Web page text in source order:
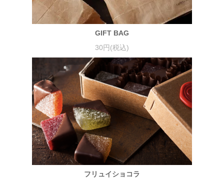
GIFT BAG
30円(税込)
フリュイショコラ